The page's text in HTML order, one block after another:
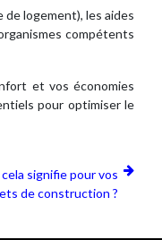
logement), les aides
compétents
et vos économies
pour optimiser le
signifie pour vos
de construction ?